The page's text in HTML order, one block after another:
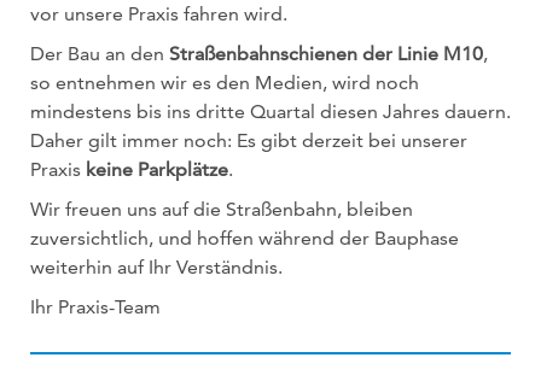
vor unsere Praxis fahren wird.
Der Bau an den Straßenbahnschienen der Linie M10,
so entnehmen wir es den Medien, wird noch
mindestens bis ins dritte Quartal diesen Jahres dauern.
Daher gilt immer noch: Es gibt derzeit bei unserer
Praxis keine Parkplätze.
Wir freuen uns auf die Straßenbahn, bleiben
zuversichtlich, und hoffen während der Bauphase
weiterhin auf Ihr Verständnis.
Ihr Praxis-Team